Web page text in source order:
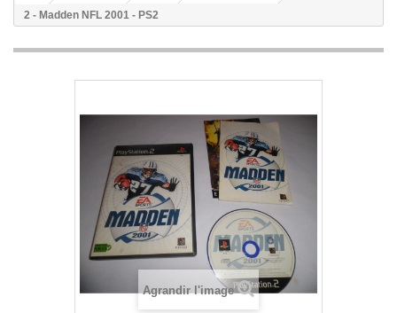
2 - Madden NFL 2001 - PS2
Agrandir l'image